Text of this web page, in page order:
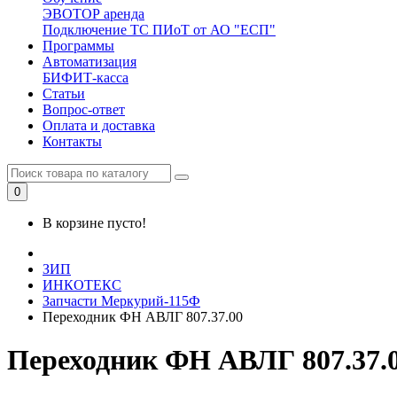
ЭВОТОР аренда
Подключение ТС ПИоТ от АО "ЕСП"
Программы
Автоматизация
БИФИТ-касса
Статьи
Вопрос-ответ
Оплата и доставка
Контакты
0
В корзине пусто!
ЗИП
ИНКОТЕКС
Запчасти Меркурий-115Ф
Переходник ФН АВЛГ 807.37.00
Переходник ФН АВЛГ